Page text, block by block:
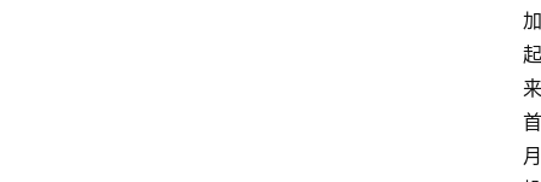
加
起
来
首
月